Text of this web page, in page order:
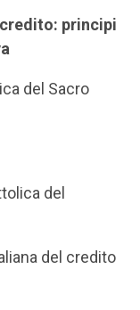
principi
del Sacro
del
del credito